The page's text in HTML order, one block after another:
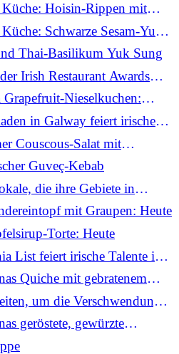
Küche: Hoisin-Rippen mit
Schwarze Sesam-Yuzu-
Thai-Basilikum Yuk Sung
Irish Restaurant Awards
Grapefruit-Nieselkuchen:
in Galway feiert irische
Couscous-Salat mit
und Granatapfel
Guveç-Kebab
die ihre Gebiete in
verwandelnmit Graupen: Heute
Torte: Heute
List feiert irische Talente in
Quiche mit gebratenem
um die Verschwendung
zu
geröstete, gewürzte